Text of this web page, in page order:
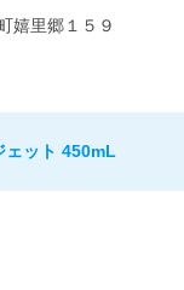
嬉里郷１５９
ェット 450mL